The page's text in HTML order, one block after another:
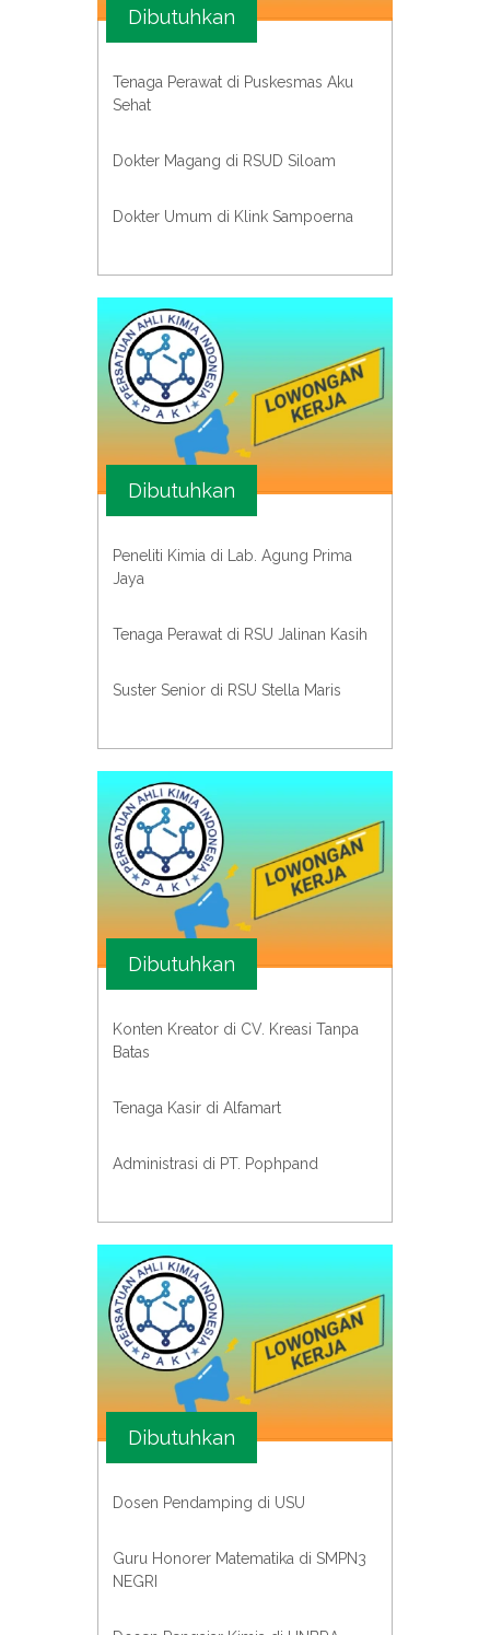
Dibutuhkan
Tenaga Perawat di Puskesmas Aku
Sehat
Dokter Magang di RSUD Siloam
Dokter Umum di Klink Sampoerna
Dibutuhkan
Peneliti Kimia di Lab. Agung Prima
Jaya
Tenaga Perawat di RSU Jalinan Kasih
Suster Senior di RSU Stella Maris
Dibutuhkan
Konten Kreator di CV. Kreasi Tanpa
Batas
Tenaga Kasir di Alfamart
Administrasi di PT. Pophpand
Dibutuhkan
Dosen Pendamping di USU
Guru Honorer Matematika di SMPN3
NEGRI